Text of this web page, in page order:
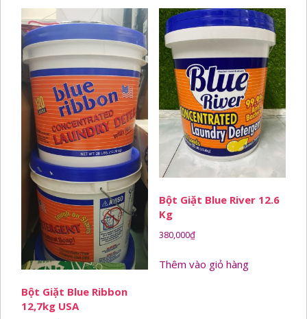
Bột Giặt Blue Ribbon
12,7kg USA
Bột Giặt Blue River 12.6
Kg
380,000₫
Thêm vào giỏ hàng